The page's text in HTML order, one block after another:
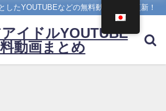
したYOUTUBEなどの無料動画を日々更新！
イドルYOUTUBE
動画まとめ